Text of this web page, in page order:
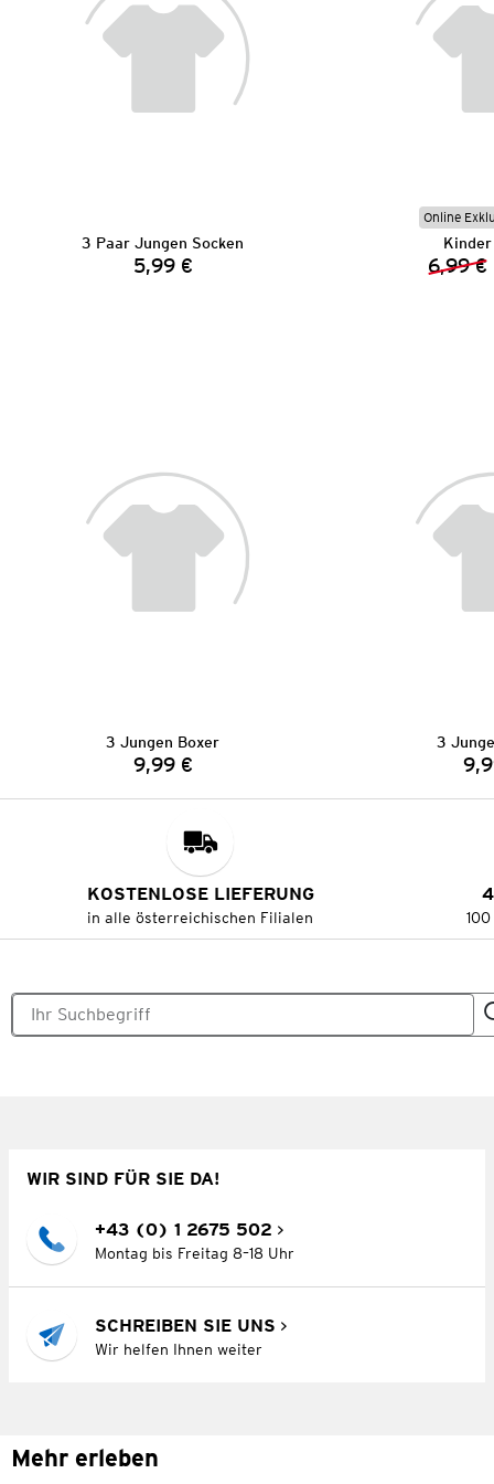
3 Paar Jungen Socken
Preis:
5,99 €
Online
6,99 €
3 Jungen Boxer
Preis:
9,99 €
3
KOSTENLOSE LIEFERUNG
in alle österreichischen Filialen
WIR SIND FÜR SIE DA!
+43 (0) 1 2675 502
Montag bis Freitag 8–18 Uhr
SCHREIBEN SIE UNS
Wir helfen Ihnen weiter
Mehr erleben